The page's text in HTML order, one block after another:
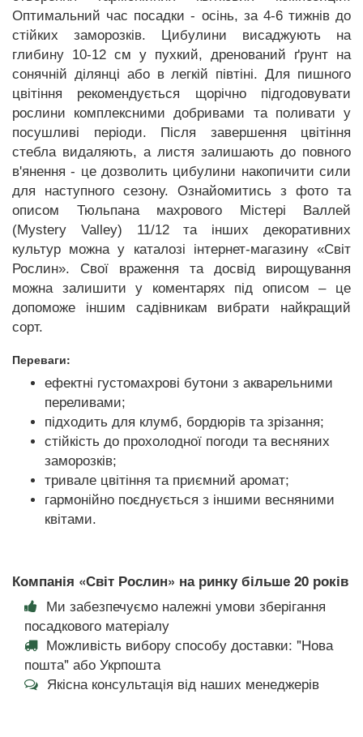
Оптимальний час посадки - осінь, за 4-6 тижнів до
стійких заморозків. Цибулини висаджують на
глибину 10-12 см у пухкий, дренований ґрунт на
сонячній ділянці або в легкій півтіні. Для пишного
цвітіння рекомендується щорічно підгодовувати
рослини комплексними добривами та поливати у
посушливі періоди. Після завершення цвітіння
стебла видаляють, а листя залишають до повного
в'янення - це дозволить цибулини накопичити сили
для наступного сезону. Ознайомитись з фото та
описом Тюльпана махрового Містері Валлей
(Mystery Valley) 11/12 та інших декоративних
культур можна у каталозі інтернет-магазину «Світ
Рослин». Свої враження та досвід вирощування
можна залишити у коментарях під описом – це
допоможе іншим садівникам вибрати найкращий
сорт.
Переваги:
ефектні густомахрові бутони з акварельними
переливами;
підходить для клумб, бордюрів та зрізання;
стійкість до прохолодної погоди та весняних
заморозків;
тривале цвітіння та приємний аромат;
гармонійно поєднується з іншими весняними
квітами.
Компанія «Світ Рослин» на ринку більше 20 років
Ми забезпечуємо належні умови зберігання
посадкового матеріалу
Можливість вибору способу доставки: "Нова
пошта" або Укрпошта
Якісна консультація від наших менеджерів